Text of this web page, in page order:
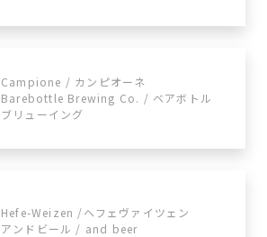
Campione / カンピオーネ
Barebottle Brewing Co. / ベアボトル
ブリューイング
Hefe-Weizen /ヘフェヴァイツェン
アンドビール / and beer